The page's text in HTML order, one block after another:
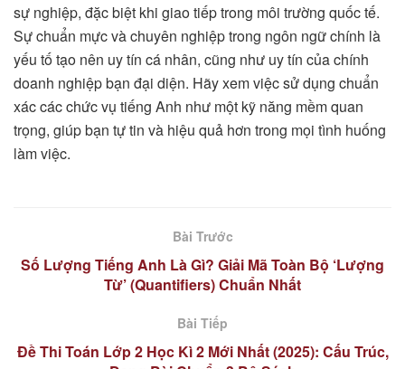
sự nghiệp, đặc biệt khi giao tiếp trong môi trường quốc tế.
Sự chuẩn mực và chuyên nghiệp trong ngôn ngữ chính là
yếu tố tạo nên uy tín cá nhân, cũng như uy tín của chính
doanh nghiệp bạn đại diện. Hãy xem việc sử dụng chuẩn
xác các chức vụ tiếng Anh như một kỹ năng mềm quan
trọng, giúp bạn tự tin và hiệu quả hơn trong mọi tình huống
làm việc.
Bài Trước
Số Lượng Tiếng Anh Là Gì? Giải Mã Toàn Bộ ‘Lượng
Từ’ (Quantifiers) Chuẩn Nhất
Bài Tiếp
Đề Thi Toán Lớp 2 Học Kì 2 Mới Nhất (2025): Cấu Trúc,